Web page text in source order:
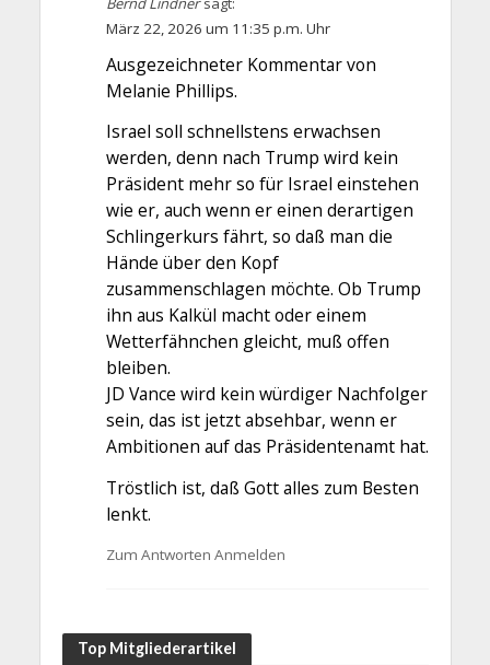
März 22, 2026 um 11:35 p.m. Uhr
Ausgezeichneter Kommentar von
Melanie Phillips.
Israel soll schnellstens erwachsen
werden, denn nach Trump wird kein
Präsident mehr so für Israel einstehen
wie er, auch wenn er einen derartigen
Schlingerkurs fährt, so daß man die
Hände über den Kopf
zusammenschlagen möchte. Ob Trump
ihn aus Kalkül macht oder einem
Wetterfähnchen gleicht, muß offen
bleiben.
JD Vance wird kein würdiger Nachfolger
sein, das ist jetzt absehbar, wenn er
Ambitionen auf das Präsidentenamt hat.
Tröstlich ist, daß Gott alles zum Besten
lenkt.
Zum Antworten Anmelden
Top Mitgliederartikel